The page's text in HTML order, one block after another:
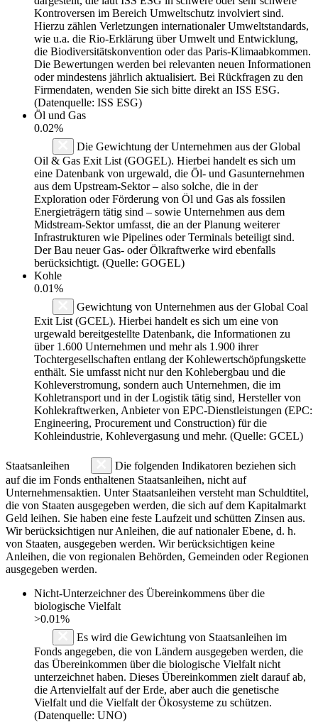
Kontroversen im Bereich Umweltschutz involviert sind.
Hierzu zählen Verletzungen internationaler Umweltstandards,
wie u.a. die Rio-Erklärung über Umwelt und Entwicklung,
die Biodiversitätskonvention oder das Paris-Klimaabkommen.
Die Bewertungen werden bei relevanten neuen Informationen
oder mindestens jährlich aktualisiert. Bei Rückfragen zu den
Firmendaten, wenden Sie sich bitte direkt an ISS ESG.
(Datenquelle: ISS ESG)
Öl und Gas
0.02%
Die Gewichtung der Unternehmen aus der Global
Oil & Gas Exit List (GOGEL). Hierbei handelt es sich um
eine Datenbank von urgewald, die Öl- und Gasunternehmen
aus dem Upstream-Sektor – also solche, die in der
Exploration oder Förderung von Öl und Gas als fossilen
Energieträgern tätig sind – sowie Unternehmen aus dem
Midstream-Sektor umfasst, die an der Planung weiterer
Infrastrukturen wie Pipelines oder Terminals beteiligt sind.
Der Bau neuer Gas- oder Ölkraftwerke wird ebenfalls
berücksichtigt. (Quelle: GOGEL)
Kohle
0.01%
Gewichtung von Unternehmen aus der Global Coal
Exit List (GCEL). Hierbei handelt es sich um eine von
urgewald bereitgestellte Datenbank, die Informationen zu
über 1.600 Unternehmen und mehr als 1.900 ihrer
Tochtergesellschaften entlang der Kohlewertschöpfungskette
enthält. Sie umfasst nicht nur den Kohlebergbau und die
Kohleverstromung, sondern auch Unternehmen, die im
Kohletransport und in der Logistik tätig sind, Hersteller von
Kohlekraftwerken, Anbieter von EPC-Dienstleistungen (EPC:
Engineering, Procurement und Construction) für die
Kohleindustrie, Kohlevergasung und mehr. (Quelle: GCEL)
Staatsanleihen
Die folgenden Indikatoren beziehen sich
auf die im Fonds enthaltenen Staatsanleihen, nicht auf
Unternehmensaktien. Unter Staatsanleihen versteht man Schuldtitel,
die von Staaten ausgegeben werden, die sich auf dem Kapitalmarkt
Geld leihen. Sie haben eine feste Laufzeit und schütten Zinsen aus.
Wir berücksichtigen nur Anleihen, die auf nationaler Ebene, d. h.
von Staaten, ausgegeben werden. Wir berücksichtigen keine
Anleihen, die von regionalen Behörden, Gemeinden oder Regionen
ausgegeben werden.
Nicht-Unterzeichner des Übereinkommens über die
biologische Vielfalt
>0.01%
Es wird die Gewichtung von Staatsanleihen im
Fonds angegeben, die von Ländern ausgegeben werden, die
das Übereinkommen über die biologische Vielfalt nicht
unterzeichnet haben. Dieses Übereinkommen zielt darauf ab,
die Artenvielfalt auf der Erde, aber auch die genetische
Vielfalt und die Vielfalt der Ökosysteme zu schützen.
(Datenquelle: UNO)